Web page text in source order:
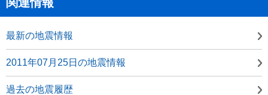
最新の地震情報
2011年07月25日の地震情報
過去の地震履歴